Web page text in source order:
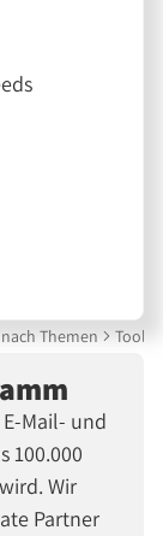
Themen Tools
Mail- und
100.000
Wir
Partner